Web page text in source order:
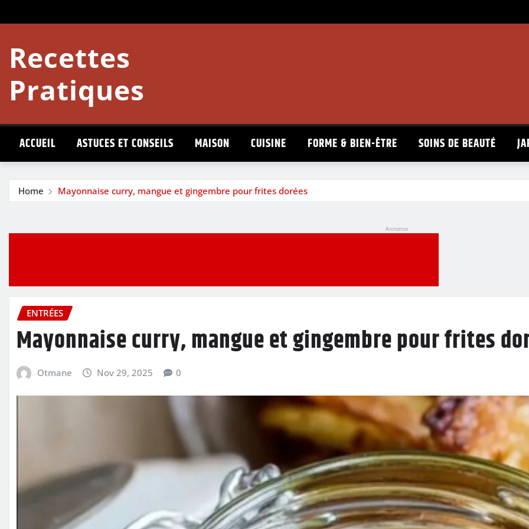
to
Recettes
Pratiques
ACCUEIL ASTUCES ET CONSEILS MAISON CUISINE FORME & BIEN-ÊTRE SOINS DE BEAUTÉ
Home Mayonnaise curry, mangue et gingembre pour frites dorées
Annonce
ENTRÉES
Mayonnaise curry, mangue et gingembre pour frites
Otmane Nov 29, 2025 0